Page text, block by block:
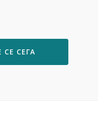
СЕ СЕГА